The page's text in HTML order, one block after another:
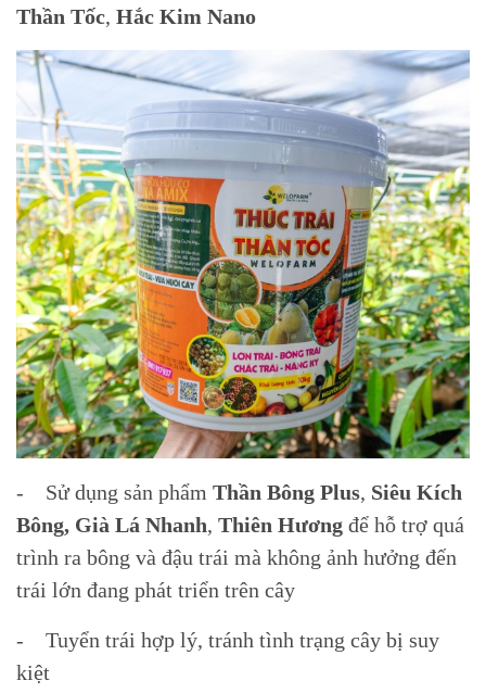
Thần Tốc, Hắc Kim Nano
- Sử dụng sản phẩm Thần Bông Plus, Siêu Kích
Bông, Già Lá Nhanh, Thiên Hương để hỗ trợ quá
trình ra bông và đậu trái mà không ảnh hưởng đến
trái lớn đang phát triển trên cây
- Tuyển trái hợp lý, tránh tình trạng cây bị suy
kiệt